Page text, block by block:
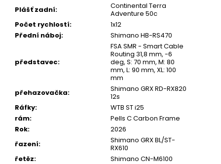
Plášť zadní:
Continental Terra
Adventure 50c
Počet rychlostí:
1x12
Přední náboj: Shimano HB-RS470
představec:
FSA SMR - Smart Cable
Routing 31,8 mm, -6
deg, S: 70 mm, M: 80
mm, L: 90 mm, XL: 100
mm
přehazovačka:
Shimano GRX RD-RX820
12s
Ráfky:
WTB ST i25
rám:
Pells C Carbon Frame
Rok:
2026
řazení:
Shimano GRX BL/ST-
RX610
řetěz: Shimano CN-M6100